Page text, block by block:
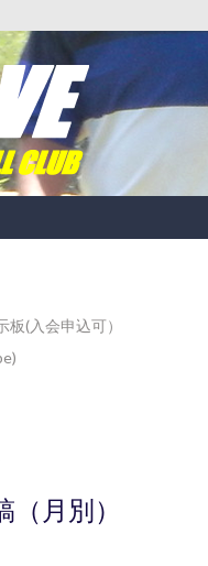
板(入会申込可）
月別）